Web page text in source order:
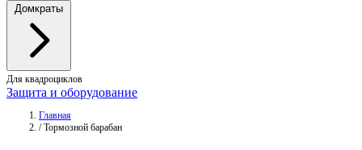
Домкраты
Для квадроциклов
Защита и оборудование
Главная
/ Тормозной барабан